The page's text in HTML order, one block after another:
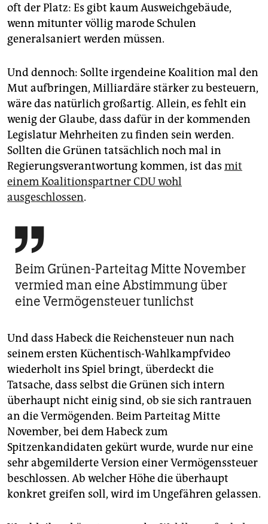
oft der Platz: Es gibt kaum Ausweichgebäude,
wenn mitunter völlig marode Schulen
generalsaniert werden müssen.
Und dennoch: Sollte irgendeine Koalition mal den
Mut aufbringen, Milliardäre stärker zu besteuern,
wäre das natürlich großartig. Allein, es fehlt ein
wenig der Glaube, dass dafür in der kommenden
Legislatur Mehrheiten zu finden sein werden.
Sollten die Grünen tatsächlich noch mal in
Regierungsverantwortung kommen, ist das mit
einem Koalitionspartner CDU wohl
ausgeschlossen.

Beim Grünen-Parteitag Mitte November
vermied man eine Abstimmung über
eine Vermögensteuer tunlichst
Und dass Habeck die Reichensteuer nun nach
seinem ersten Küchentisch-Wahlkampfvideo
wiederholt ins Spiel bringt, überdeckt die
Tatsache, dass selbst die Grünen sich intern
überhaupt nicht einig sind, ob sie sich rantrauen
an die Vermögenden. Beim Parteitag Mitte
November, bei dem Habeck zum
Spitzenkandidaten gekürt wurde, wurde nur eine
sehr abgemilderte Version einer Vermögenssteuer
beschlossen. Ab welcher Höhe die überhaupt
konkret greifen soll, wird im Ungefähren gelassen.